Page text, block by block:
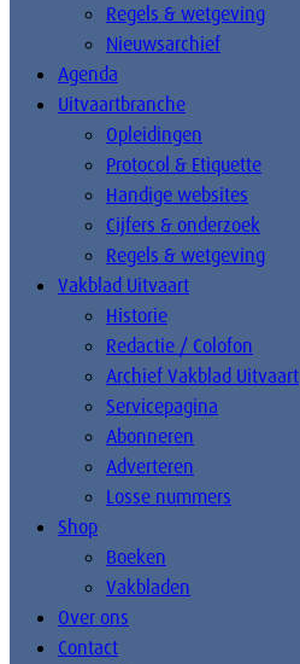
Regels & wetgeving
Nieuwsarchief
Agenda
Uitvaartbranche
Opleidingen
Protocol & Etiquette
Handige websites
Cijfers & onderzoek
Regels & wetgeving
Vakblad Uitvaart
Historie
Redactie / Colofon
Archief Vakblad Uitvaart
Servicepagina
Abonneren
Adverteren
Losse nummers
Shop
Boeken
Vakbladen
Over ons
Contact